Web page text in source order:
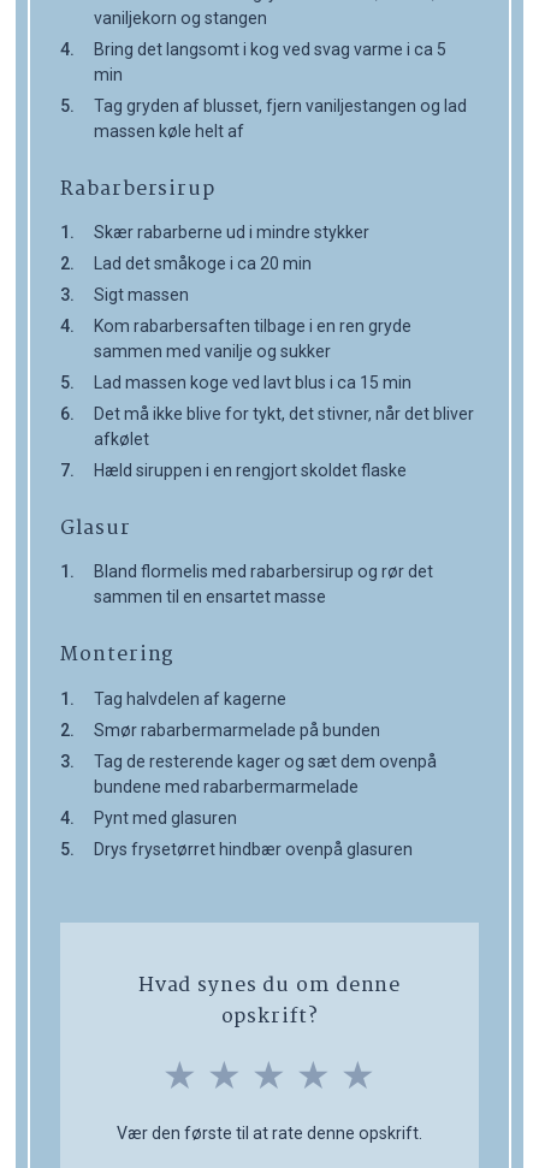
vaniljekorn og stangen
Bring det langsomt i kog ved svag varme i ca 5
min
Tag gryden af blusset, fjern vaniljestangen og lad
massen køle helt af
Rabarbersirup
Skær rabarberne ud i mindre stykker
Lad det småkoge i ca 20 min
Sigt massen
Kom rabarbersaften tilbage i en ren gryde
sammen med vanilje og sukker
Lad massen koge ved lavt blus i ca 15 min
Det må ikke blive for tykt, det stivner, når det bliver
afkølet
Hæld siruppen i en rengjort skoldet flaske
Glasur
Bland flormelis med rabarbersirup og rør det
sammen til en ensartet masse
Montering
Tag halvdelen af kagerne
Smør rabarbermarmelade på bunden
Tag de resterende kager og sæt dem ovenpå
bundene med rabarbermarmelade
Pynt med glasuren
Drys frysetørret hindbær ovenpå glasuren
Hvad synes du om denne
opskrift?
★ ★ ★ ★ ★
Vær den første til at rate denne opskrift.